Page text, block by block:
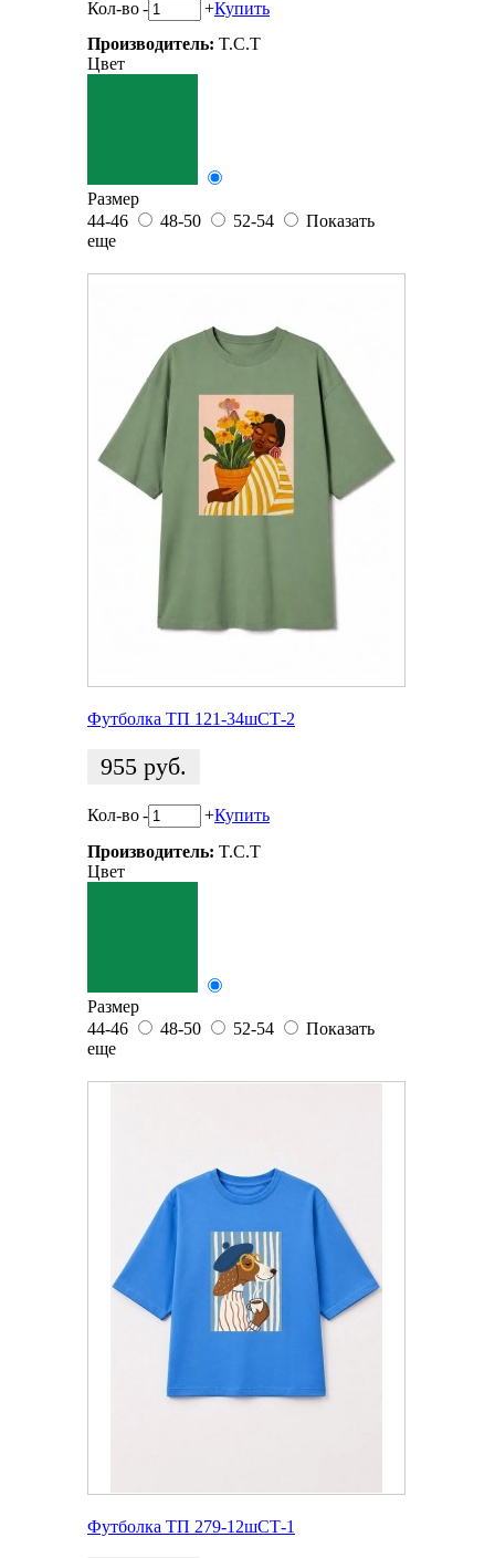
Кол-во- +Купить
Производитель: T.C.T
Цвет
Размер
44-46
48-50 52-54
Показать
еще
Футболка ТП 121-34шСТ-2
955 руб.
Кол-во- +Купить
Производитель: T.C.T
Цвет
Размер
44-46
48-50 52-54
Показать
еще
Футболка ТП 279-12шСТ-1